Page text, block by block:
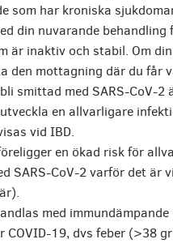
som har kroniska
din nuvarande
är inaktiv och stabil. Om
den mottagning där du får
smittad med SARS-CoV-
en allvarligare
vid IBD.
en ökad risk för
SARS-CoV-2 varför det
med
COVID-19, dvs feber (>38